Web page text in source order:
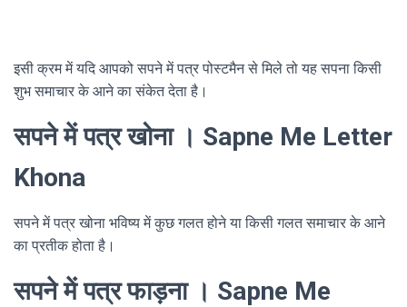
इसी क्रम में यदि आपको सपने में पत्र पोस्टमैन से मिले तो यह सपना किसी
शुभ समाचार के आने का संकेत देता है।
सपने में पत्र खोना । Sapne Me Letter
Khona
सपने में पत्र खोना भविष्य में कुछ गलत होने या किसी गलत समाचार के आने
का प्रतीक होता है।
सपने में पत्र फाड़ना । Sapne Me